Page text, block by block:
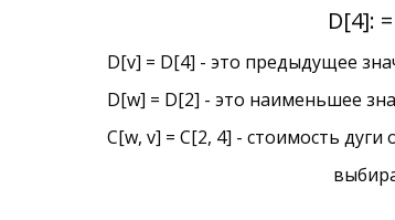
D[4]:
D[v] = D[4] - это предыдущее
D[w] = D[2] - это наименьшее
C[w, v] = C[2, 4] - стоимость